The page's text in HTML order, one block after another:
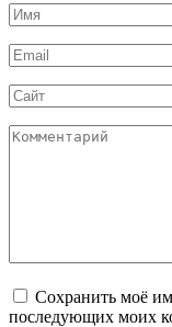
Имя
*
Email
*
Сайт
Комментарий
Сохранить моё
последующих моих